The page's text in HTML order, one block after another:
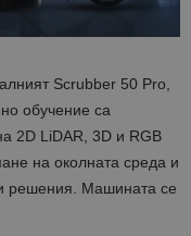
Scrubber 50 Pro,
обучение са
2D LiDAR, 3D и RGB
на околната среда и
решения. Машината се